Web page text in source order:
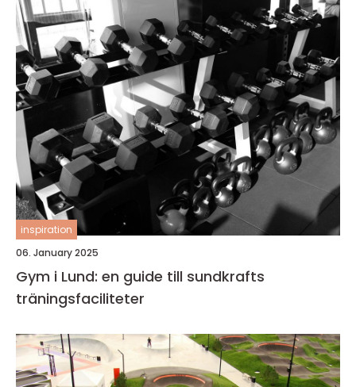
inspiration
06. January 2025
Gym i Lund: en guide till sundkrafts
träningsfaciliteter